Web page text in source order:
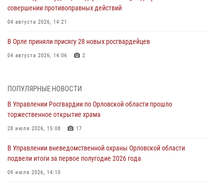
совершении противоправных действий
04 августа 2026, 14:21
В Орле приняли присягу 28 новых росгвардейцев
04 августа 2026, 14:06 2
предоставлении госуслуг
Росгвардейцы обеспечили безопасность во время празднования
Дня ВДВ
В Орле росгвардейцы приняли участие в учениях на избирательном
участке
ПОПУЛЯРНЫЕ НОВОСТИ
В Управлении Росгвардии по Орловской области прошло
торжественное открытие храма
28 июля 2026, 15:08 17
В Управлении вневедомственной охраны Орловской области
подвели итоги за первое полугодие 2026 года
09 июля 2026, 14:10